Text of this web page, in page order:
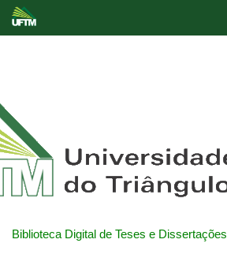
Biblioteca Digital de Teses e Dissertações